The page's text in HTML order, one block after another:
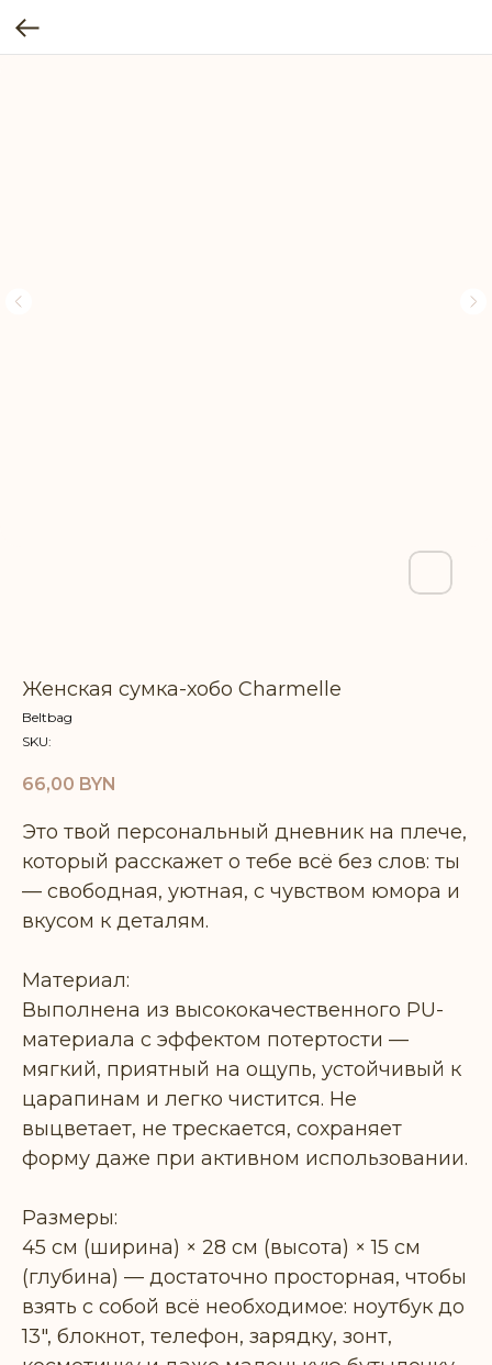
Женская сумка-хобо Charmelle
Beltbag
SKU:
66,00 BYN
Это твой персональный дневник на плече,
который расскажет о тебе всё без слов: ты
— свободная, уютная, с чувством юмора и
вкусом к деталям.
Материал:
Выполнена из высококачественного PU-
материала с эффектом потертости —
мягкий, приятный на ощупь, устойчивый к
царапинам и легко чистится. Не
выцветает, не трескается, сохраняет
форму даже при активном использовании.
Размеры:
45 см (ширина) × 28 см (высота) × 15 см
(глубина) — достаточно просторная, чтобы
взять с собой всё необходимое: ноутбук до
13", блокнот, телефон, зарядку, зонт,